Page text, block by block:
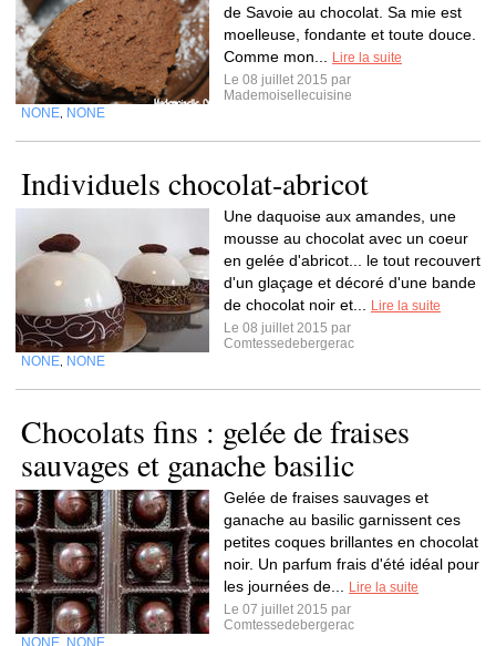
de Savoie au chocolat. Sa mie est
moelleuse, fondante et toute douce.
Comme mon...
Lire la suite
Le 08 juillet 2015 par
Mademoisellecuisine
NONE NONE
Individuels chocolat-abricot
Une daquoise aux amandes, une
mousse au chocolat avec un coeur
en gelée d'abricot... le tout recouvert
d'un glaçage et décoré d'une bande
de chocolat noir et...
Lire la suite
Le 08 juillet 2015 par
Comtessedebergerac
NONE NONE
Chocolats fins : gelée de fraises
sauvages et ganache basilic
Gelée de fraises sauvages et
ganache au basilic garnissent ces
petites coques brillantes en chocolat
noir. Un parfum frais d'été idéal pour
les journées de...
Lire la suite
Le 07 juillet 2015 par
Comtessedebergerac
NONE NONE